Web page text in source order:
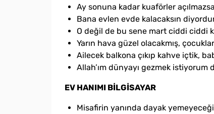
Ay sonuna kadar kuaförler
Bana evlen evde kalacaksın
O değil de bu sene mart ciddi ciddi
Yarın hava güzel olacakmış,
Ailecek balkona çıkıp kahve içtik,
Allah’ım dünyayı gezmek
EV HANIMI BİLGİSAYAR
Misafirin yanında dayak